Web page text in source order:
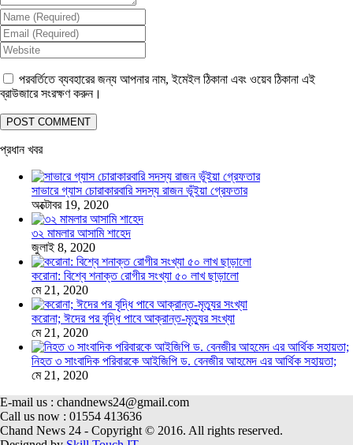
পরবর্তিতে ব্যবহারের জন্য আপনার নাম, ইমেইল ঠিকানা এবং ওয়েব ঠিকানা এই
ব্রাউজারে সংরক্ষণ করুন।
প্রধান খবর
সাভারে গ্যাস চোরাকারবারি সদস্য রাজন ভূঁইয়া গ্রেফতার
অক্টোবর 19, 2020
৩২ মামলার আসামি শাহেদ
জুলাই 8, 2020
করোনা: বিশ্বে শনাক্ত রোগীর সংখ্যা ৫০ লাখ ছাড়ালো
মে 21, 2020
করোনা; ঈদের পর বৃদ্ধি পাবে আক্রান্ত-মৃত্যুর সংখ্যা
মে 21, 2020
নিহত ৩ সাংবাদিক পরিবারকে আইজিপি ড. বেনজীর আহমেদ এর আর্থিক সহায়তা;
মে 21, 2020
E-mail us : chandnews24@gmail.com
Call us now : 01554 413636
Chand News 24 - Copyright © 2016. All rights reserved.